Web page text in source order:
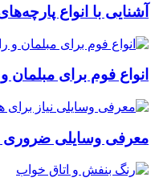
آشنایی با انواع
انواع فوم برای مبلمان
معرفی وسایلی ضروری